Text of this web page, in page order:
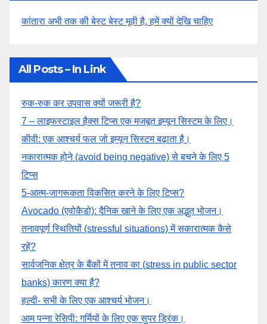
कांतारा अभी तक की बेस्ट बेस्ट मूवी है, हमें क्यों देखि चाहिए
All Posts – In Link
रुक-रुक कर उपवास क्यों जरूरी है?
7 – लाइफस्टाइल हैक्स टिप्स एक मजबूत इम्यून सिस्टम के लिए।
कीवी: एक आश्चर्य फल जो इम्यून सिस्टम बढ़ाता है।
नकारात्मक होने (avoid being negative) से बचने के लिए 5
टिप्स
5-आत्म-जागरूकता विकसित करने के लिए टिप्स?
Avocado (एवोकैडो): दैनिक खाने के लिए एक अद्भुत भोजन।
तनावपूर्ण स्थितियों (stressful situations) में सकारात्मक कैसे
रहें?
सार्वजनिक क्षेत्र के बैंकों में तनाव का (stress in public sector
banks) कारण क्या है?
हल्दी- सभी के लिए एक आश्चर्य भोजन।
आम पन्ना रेसिपी: गर्मियों के लिए एक सुपर ड्रिंक।